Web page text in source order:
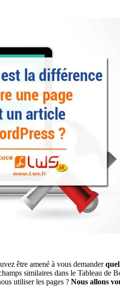
être amené à vous demander
similaires dans le Tableau de
utiliser les pages ? Nous allons